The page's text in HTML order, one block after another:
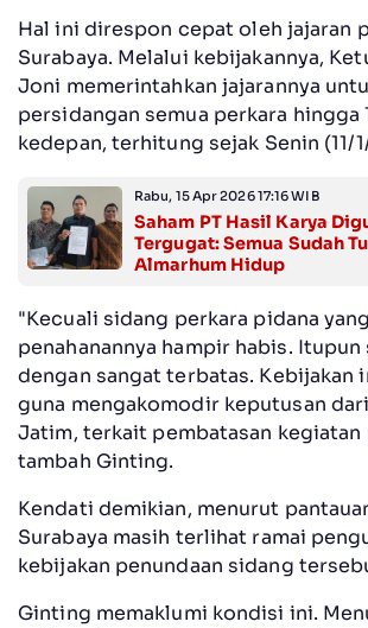
Hal ini direspon cepat oleh jajaran
Surabaya. Melalui kebijakannya,
Joni memerintahkan jajarannya
persidangan semua perkara hingga
kedepan, terhitung sejak Senin (11/
Rabu, 15 Apr 2026 17:16 WIB
Saham PT Hasil Karya
Tergugat: Semua Sudah
Almarhum Hidup
"Kecuali sidang perkara pidana
penahanannya hampir habis.
dengan sangat terbatas. Kebijakan
guna mengakomodir keputusan
Jatim, terkait pembatasan kegiatan
tambah Ginting.
Kendati demikian, menurut
Surabaya masih terlihat ramai
kebijakan penundaan sidang
Ginting memaklumi kondisi ini.